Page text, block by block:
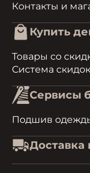
Контакты и
Купить
Товары со
Система
Сервисы
Подшив
Доставка